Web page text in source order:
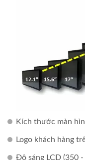
Kích thước màn
Logo khách hàng
Độ sáng LCD (350